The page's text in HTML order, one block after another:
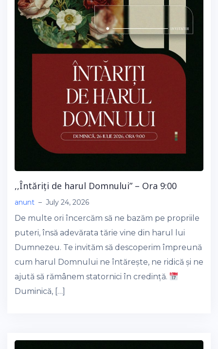
,,Întăriți de harul Domnului” – Ora 9:00
anunt – July 24, 2026
De multe ori încercăm să ne bazăm pe propriile
puteri, însă adevărata tărie vine din harul lui
Dumnezeu. Te invităm să descoperim împreună
cum harul Domnului ne întărește, ne ridică și ne
ajută să rămânem statornici în credință.
Duminică, […]